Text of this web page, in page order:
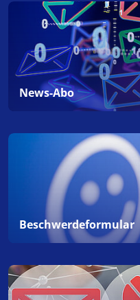
News-Abo
Beschwerdeformular